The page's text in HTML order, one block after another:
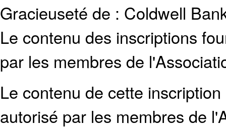
Gracieuseté de : Coldwell
Le contenu des inscriptions
par les membres de
Le contenu de cette
autorisé par les membres de